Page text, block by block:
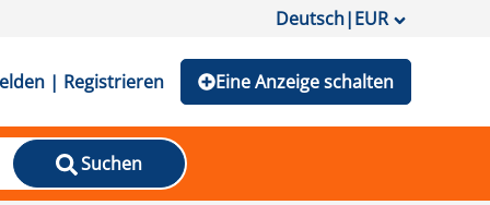
Deutsch|EUR
| Registrieren Eine Anzeige schalten
Suchen